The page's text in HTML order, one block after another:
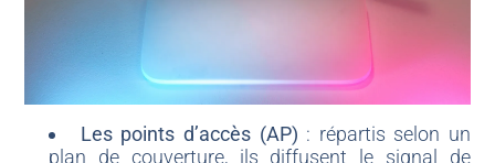
Les points d’accès (AP) : répartis selon un
plan de couverture, ils diffusent le signal de